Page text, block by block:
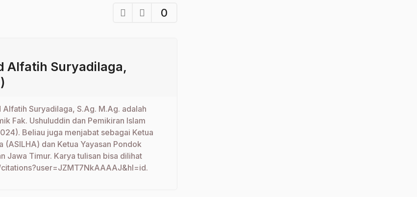
0
Alfatih Suryadilaga,
Alfatih Suryadilaga, S.Ag. M.Ag. adalah
Fak. Ushuluddin dan Pemikiran Islam
Beliau juga menjabat sebagai Ketua
(ASILHA) dan Ketua Yayasan Pondok
Jawa Timur. Karya tulisan bisa dilihat